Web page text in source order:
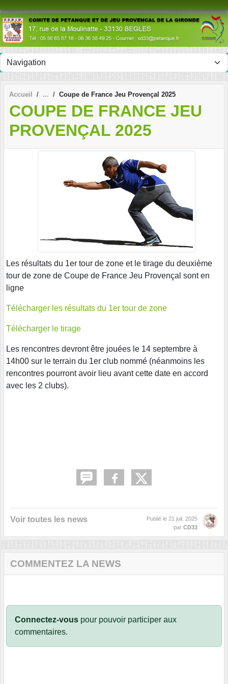
Accueil Coupe de France Jeu Provençal 2025
COUPE DE FRANCE JEU
PROVENÇAL 2025
Les résultats du 1er tour de zone et le tirage du deuxième
tour de zone de Coupe de France Jeu Provençal sont en
ligne
Télécharger les résultats du 1er tour de zone
Télécharger le tirage
Les rencontres devront être jouées le 14 septembre à
14h00 sur le terrain du 1er club nommé (néanmoins les
rencontres pourront avoir lieu avant cette date en accord
avec les 2 clubs).
Voir toutes les news Publié le 21 juil. 2025
par CD33
COMMENTEZ LA NEWS
Connectez-vous pour pouvoir participer aux
commentaires.